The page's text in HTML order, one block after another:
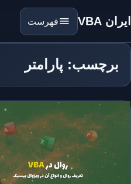
ایران VBA فهرست
برچسب: پارامتر